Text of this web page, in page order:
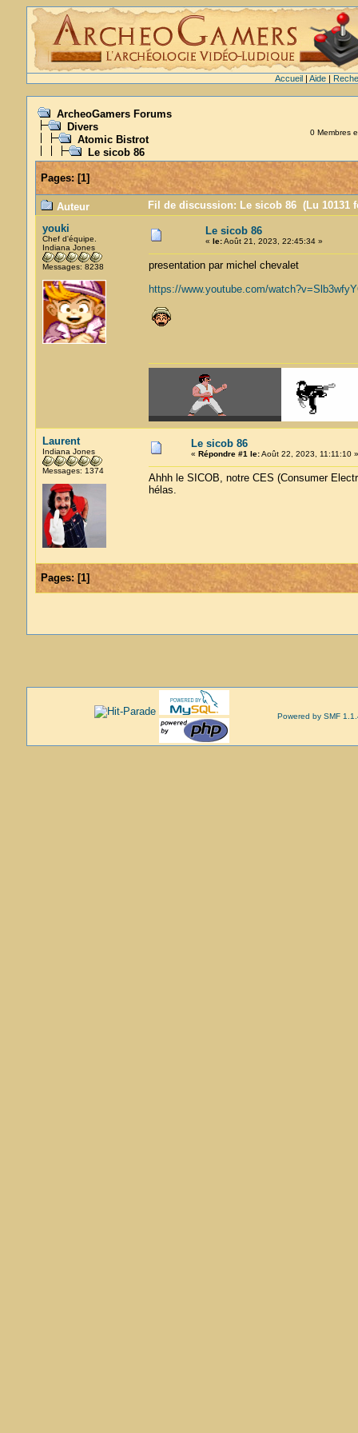
Accueil| Aide|
ArcheoGamers Forums
Divers
Atomic Bistrot
Le sicob 86
0 Membres
Pages:[1]
Auteur
Fil de discussion: Le sicob 86 (Lu 10131
youki
Chef d'équipe.
Indiana Jones
Messages: 8238
Le sicob 86
« le:Août 21, 2023, 22:45:34 »
presentation par michel chevalet
https://www.youtube.com/
Laurent
Indiana Jones
Messages: 1374
Le sicob 86
« Répondre #1 le:Août 22, 2023, 11:11:10 »
Ahhh le SICOB, notre CES (Consumer
hélas.
Pages:[1]
Powered by SMF